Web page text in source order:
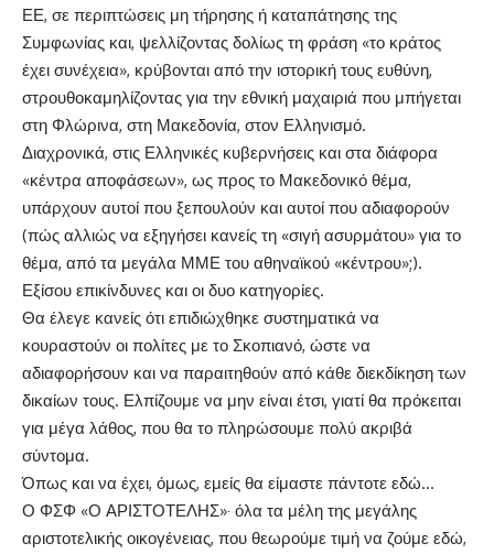
ΕΕ, σε περιπτώσεις μη τήρησης ή καταπάτησης της
Συμφωνίας και, ψελλίζοντας δολίως τη φράση «το κράτος
έχει συνέχεια», κρύβονται από την ιστορική τους ευθύνη,
στρουθοκαμηλίζοντας για την εθνική μαχαιριά που μπήγεται
στη Φλώρινα, στη Μακεδονία, στον Ελληνισμό.
Διαχρονικά, στις Ελληνικές κυβερνήσεις και στα διάφορα
«κέντρα αποφάσεων», ως προς το Μακεδονικό θέμα,
υπάρχουν αυτοί που ξεπουλούν και αυτοί που αδιαφορούν
(πώς αλλιώς να εξηγήσει κανείς τη «σιγή ασυρμάτου» για το
θέμα, από τα μεγάλα ΜΜΕ του αθηναϊκού «κέντρου»;).
Εξίσου επικίνδυνες και οι δυο κατηγορίες.
Θα έλεγε κανείς ότι επιδιώχθηκε συστηματικά να
κουραστούν οι πολίτες με το Σκοπιανό, ώστε να
αδιαφορήσουν και να παραιτηθούν από κάθε διεκδίκηση των
δικαίων τους. Ελπίζουμε να μην είναι έτσι, γιατί θα πρόκειται
για μέγα λάθος, που θα το πληρώσουμε πολύ ακριβά
σύντομα.
Όπως και να έχει, όμως, εμείς θα είμαστε πάντοτε εδώ…
Ο ΦΣΦ «Ο ΑΡΙΣΤΟΤΕΛΗΣ»· όλα τα μέλη της μεγάλης
αριστοτελικής οικογένειας, που θεωρούμε τιμή να ζούμε εδώ,